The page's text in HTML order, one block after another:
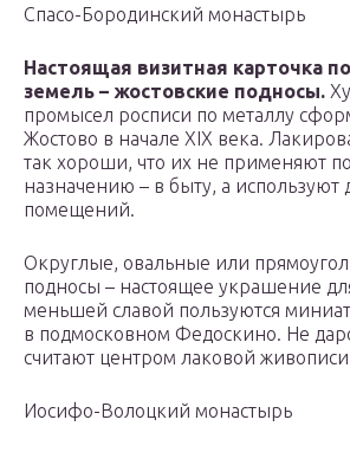
Спасо-Бородинский монастырь
Настоящая визитная карточка
земель – жостовские подносы.
промысел росписи по металлу
Жостово в начале XIX века.
так хороши, что их не применяют
назначению – в быту, а используют
помещений.
Округлые, овальные или
подносы – настоящее украшение
меньшей славой пользуются
в подмосковном Федоскино. Не
считают центром лаковой
Иосифо-Волоцкий монастырь